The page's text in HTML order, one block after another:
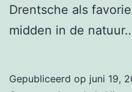
Drentsche als
midden in de
Gepubliceerd op juni 19,